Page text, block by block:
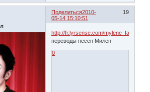
Поделиться 19
2010-
05-14 15:10:51
http://fr.lyrsense.com/mylene_farmer
переводы песен Милен
0